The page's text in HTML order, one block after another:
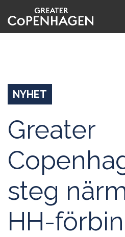
till
huvudinnehåll
NYHET
Greater
steg
HH-